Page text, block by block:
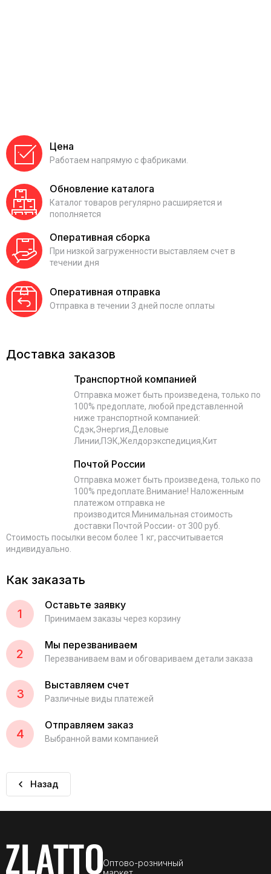
Цена
Работаем напрямую с фабриками.
Обновление каталога
Каталог товаров регулярно расширяется и
пополняется
Оперативная сборка
При низкой загруженности выставляем счет в
течении дня
Оперативная отправка
Отправка в течении 3 дней после оплаты
Доставка заказов
Транспортной компанией
Отправка может быть произведена, только по
100% предоплате, любой представленной
ниже транспортной компанией:
Сдэк,Энергия,Деловые
Линии,ПЭК,Желдорэкспедиция,Кит
Почтой России
Отправка может быть произведена, только по
100% предоплате.Внимание! Наложенным
платежом отправка не
производится.Минимальная стоимость
доставки Почтой России- от 300 руб.
Стоимость посылки весом более 1 кг, рассчитывается
индивидуально.
Как заказать
1
Оставьте заявку
Принимаем заказы через корзину
2
Мы перезваниваем
Перезваниваем вам и обговариваем детали заказа
3
Выставляем счет
Различные виды платежей
4
Отправляем заказ
Выбранной вами компанией
Назад
Оптово-розничный